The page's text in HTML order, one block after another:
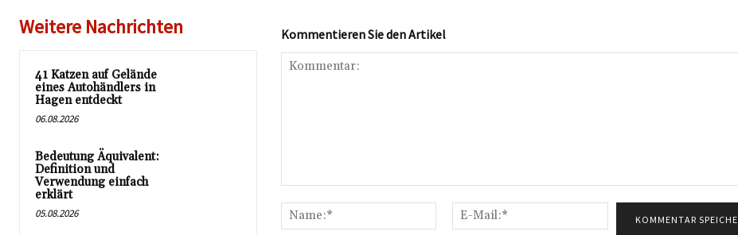
Weitere Nachrichten
41 Katzen auf Gelände
eines Autohändlers in
Hagen entdeckt
06.08.2026
Bedeutung Äquivalent:
Definition und
Verwendung einfach
erklärt
05.08.2026
Kommentieren Sie den Artikel
Name:*
Mail:*